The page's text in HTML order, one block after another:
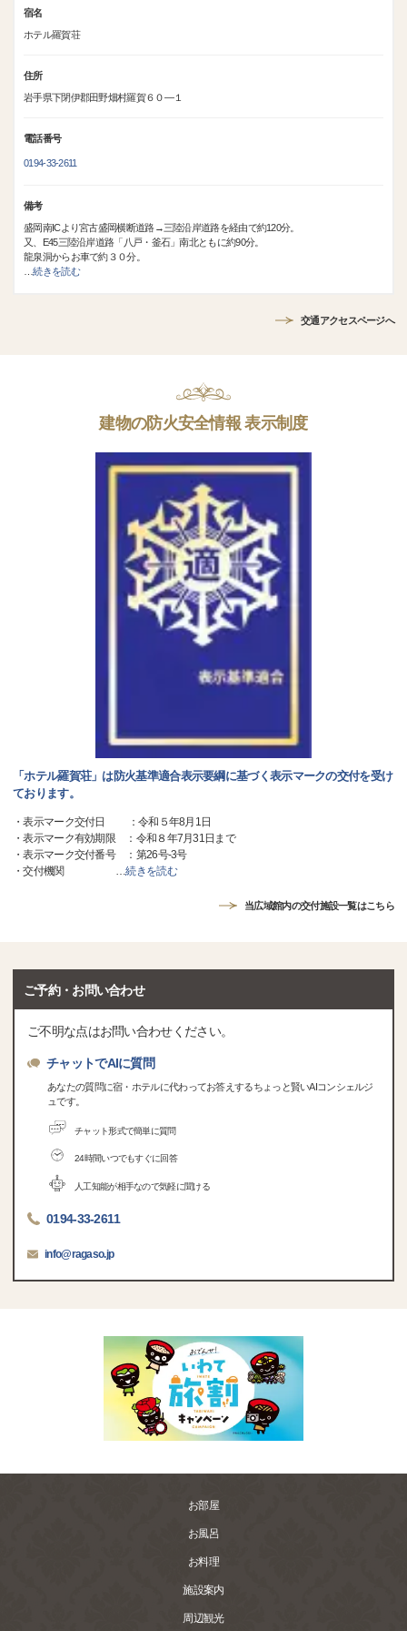
宿名
ホテル羅賀荘
住所
岩手県下閉伊郡田野畑村羅賀６０―１
電話番号
0194-33-2611
備考
盛岡南ICより宮古盛岡横断道路→三陸沿岸道路を経由で約120分。
又、E45三陸沿岸道路「八戸・釜石」南北ともに約90分。
龍泉洞からお車で約３０分。
…続きを読む
交通アクセスページへ
建物の防火安全情報 表示制度
「ホテル羅賀荘」は防火基準適合表示要綱に基づく表示マークの交付を受け
ております。
・表示マーク交付日 ：令和５年8月1日
・表示マーク有効期限 ：令和８年7月31日まで
・表示マーク交付番号 ：第26号-3号
・交付機関
…続きを読む
当広域館内の交付施設一覧はこちら
ご予約・お問い合わせ
ご不明な点はお問い合わせください。
チャットでAIに質問
あなたの質問に宿・ホテルに代わってお答えするちょっと賢いAIコンシェルジ
ュです。
チャット形式で簡単に質問
24時間いつでもすぐに回答
人工知能が相手なので気軽に聞ける
0194-33-2611
info@ragaso.jp
お部屋
お風呂
お料理
施設案内
周辺観光